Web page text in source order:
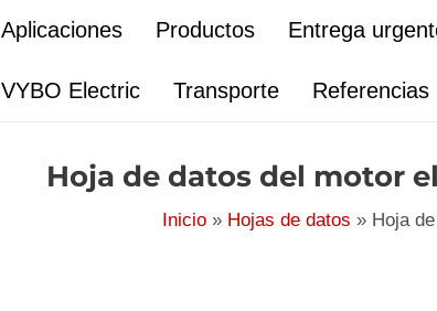
Aplicaciones Productos Entrega
VYBO Electric Transporte Referencias
Hoja de datos del motor
Inicio Hojas de datos Hoja